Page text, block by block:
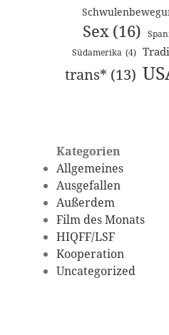
Sex (16)
Südamerika (4)
trans* (13)
Kategorien
Allgemeines
Ausgefallen
Außerdem
Film des Monats
HIQFF/LSF
Kooperation
Uncategorized